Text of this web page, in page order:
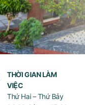
THỜI GIAN LÀM
VIỆC
Thứ Hai – Thứ Bảy